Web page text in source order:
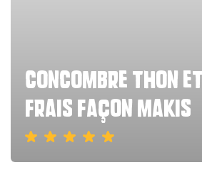
concombre thon
frais façon makis